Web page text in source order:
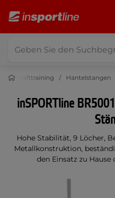
Krafttraining Hantelstangen
inSPORTline
Hohe Stabilität, 9 Löcher,
Metallkonstruktion,
den Einsatz zu